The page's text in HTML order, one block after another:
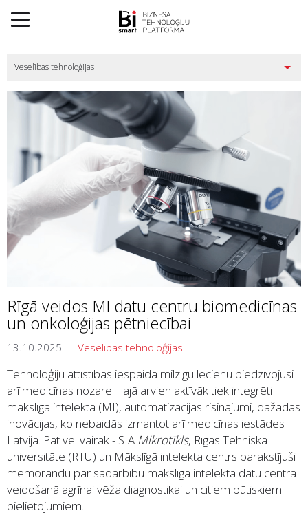
Rīgā veidos MI datu centru biomedicīnas
un onkoloģijas pētniecībai
13.10.2025 — Veselības tehnoloģijas
Tehnoloģiju attīstības iespaidā milzīgu lēcienu piedzīvojusi
arī medicīnas nozare. Tajā arvien aktīvāk tiek integrēti
mākslīgā intelekta (MI), automatizācijas risinājumi, dažādas
inovācijas, ko nebaidās izmantot arī medicīnas iestādes
Latvijā. Pat vēl vairāk - SIA Mikrotīkls, Rīgas Tehniskā
universitāte (RTU) un Mākslīgā intelekta centrs parakstījuši
memorandu par sadarbību mākslīgā intelekta datu centra
veidošanā agrīnai vēža diagnostikai un citiem būtiskiem
pielietojumiem.